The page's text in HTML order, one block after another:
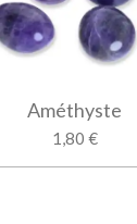
Améthyste
1,80 €